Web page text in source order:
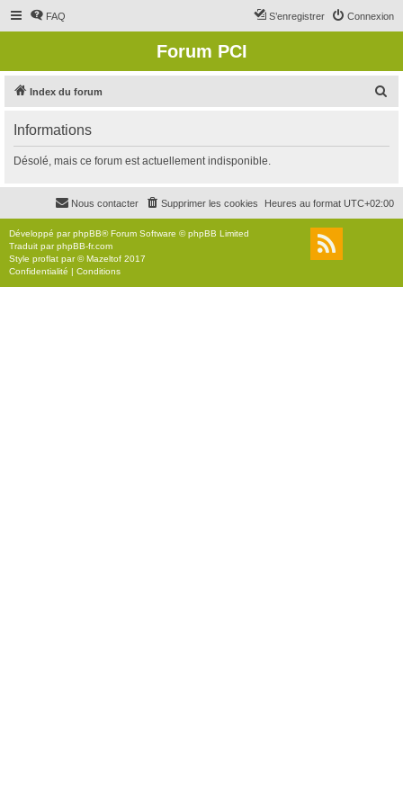
FAQ Connexion
S’enregistrer
Forum PCI
Index du forum
r
c
r
Informations
Désolé, mais ce forum est actuellement indisponible.
Heures au format UTC+02:00
Supprimer les cookies
Nous contacter
Développé parphpBB® Forum Software © phpBB Limited
Traduit parphpBB-fr.com
Style proflat par ©Mazeltof 2017
Confidentialité | Conditions